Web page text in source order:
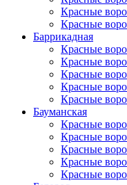
Красные
Красные
Баррикадная
Красные
Красные
Красные
Красные
Красные
Бауманская
Красные
Красные
Красные
Красные
Красные